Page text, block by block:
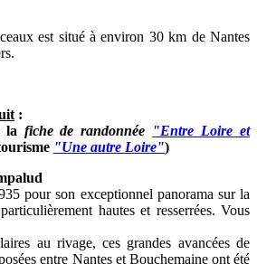
est situé à environ 30 km de Nantes
:
la fiche de randonnée "Entre Loire et
"Une autre Loire")
pour son exceptionnel panorama sur la
hautes et resserrées. Vous
au rivage, ces grandes avancées de
entre Nantes et Bouchemaine ont été